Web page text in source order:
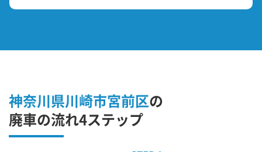
神奈川県川崎市宮前区の
廃車の流れ4ステップ